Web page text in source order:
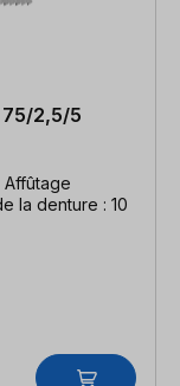
75/2,5/5
la denture : 10